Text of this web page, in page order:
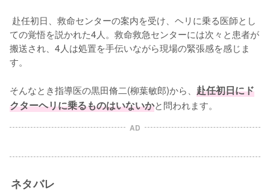
ての覚悟を説かれた4人。救命救急センターには次々と患者が
搬送され、4人は処置を手伝いながら現場の緊張感を感じま
す。
そんなとき指導医の黒田脩二(柳葉敏郎)から、 赴任初日にド
クターヘリに乗るものはいないかと問われます。
AD
ネタバレ